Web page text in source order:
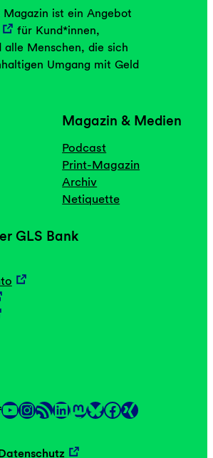
Magazin ist ein Angebot
für Kund*innen,
Menschen, die sich
Umgang mit Geld
Magazin & Medien
Podcast
Print-Magazin
Archiv
Netiquette
GLS Bank
YouTube InstagramRSS-Feed LinkedIn Mastodon Link Facebook Link